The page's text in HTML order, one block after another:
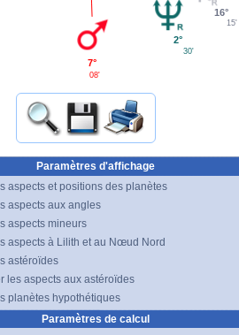
7°
08'
2°
30'
16°
15'
Paramètres d'affichage
aspects et positions des planètes
aspects aux angles
aspects mineurs
aspects à Lilith et au Nœud Nord
astéroïdes
les aspects aux astéroïdes
planètes hypothétiques
Paramètres de calcul